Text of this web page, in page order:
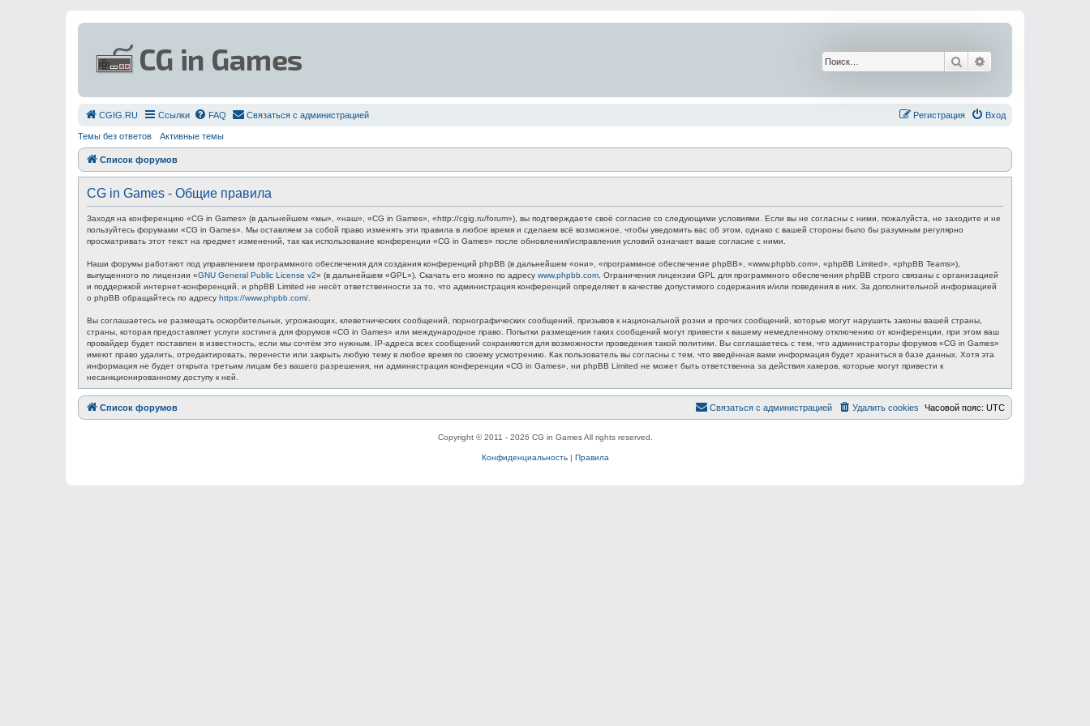
Поиск
СGIG.RU Ссылки FAQ Связаться с администрацией Вход
Регистрация
Темы без ответов Активные темы
Список форумов
CG in Games - Общие правила
Заходя на конференцию «CG in Games» (в дальнейшем «мы», «наш», «CG in Games», «http://cgig.ru/forum»), вы подтверждаете своё согласие со следующими условиями. Если вы не согласны с ними, пожалуйста, не заходите и не
пользуйтесь форумами «CG in Games». Мы оставляем за собой право изменять эти правила в любое время и сделаем всё возможное, чтобы уведомить вас об этом, однако с вашей стороны было бы разумным регулярно
просматривать этот текст на предмет изменений, так как использование конференции «CG in Games» после обновления/исправления условий означает ваше согласие с ними.
Наши форумы работают под управлением программного обеспечения для создания конференций phpBB (в дальнейшем «они», «программное обеспечение phpBB», «www.phpbb.com», «phpBB Limited», «phpBB Teams»),
выпущенного по лицензии «GNU General Public License v2» (в дальнейшем «GPL»). Скачать его можно по адресу www.phpbb.com . Ограничения лицензии GPL для программного обеспечения phpBB строго связаны с организацией
и поддержкой интернет-конференций, и phpBB Limited не несёт ответственности за то, что администрация конференций определяет в качестве допустимого содержания и/или поведения в них. За дополнительной информацией
о phpBB обращайтесь по адресу https://www.phpbb.com/
Вы соглашаетесь не размещать оскорбительных, угрожающих, клеветнических сообщений, порнографических сообщений, призывов к национальной розни и прочих сообщений, которые могут нарушить законы вашей страны,
страны, которая предоставляет услуги хостинга для форумов «CG in Games» или международное право. Попытки размещения таких сообщений могут привести к вашему немедленному отключению от конференции, при этом ваш
провайдер будет поставлен в известность, если мы сочтём это нужным. IP-адреса всех сообщений сохраняются для возможности проведения такой политики. Вы соглашаетесь с тем, что администраторы форумов «CG in Games»
имеют право удалить, отредактировать, перенести или закрыть любую тему в любое время по своему усмотрению. Как пользователь вы согласны с тем, что введённая вами информация будет храниться в базе данных. Хотя эта
информация не будет открыта третьим лицам без вашего разрешения, ни администрация конференции «CG in Games», ни phpBB Limited не может быть ответственна за действия хакеров, которые могут привести к
несанкционированному доступу к ней.
Список форумов Часовой пояс: UTC
Удалить cookies
Связаться с администрацией
Copyright © 2011 - 2026 CG in Games All rights reserved.
Конфиденциальность| Правила